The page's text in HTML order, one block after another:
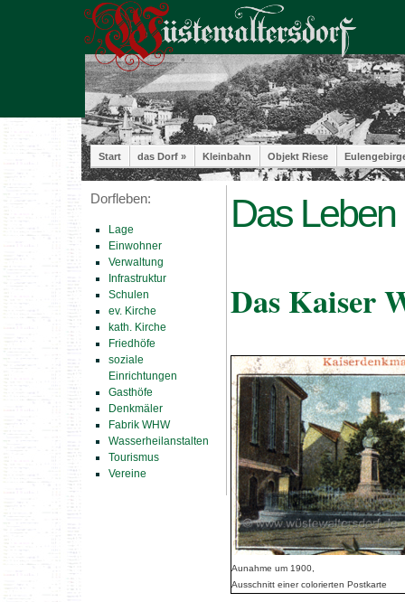
Start das Dorf » Kleinbahn Objekt Riese
Dorfleben:
Lage
Einwohner
Verwaltung
Infrastruktur
Schulen
ev. Kirche
kath. Kirche
Friedhöfe
soziale
Einrichtungen
Gasthöfe
Denkmäler
Fabrik WHW
Wasserheilanstalten
Tourismus
Vereine
Das
Das Kaiser
Aunahme um 1900,
Ausschnitt einer colorierten Postkarte